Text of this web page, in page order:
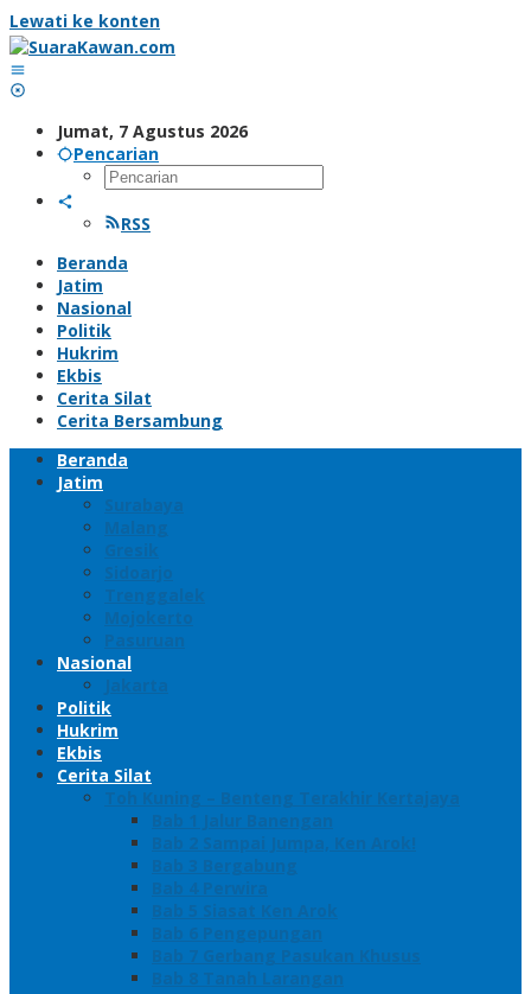
Lewati ke konten
Jumat, 7 Agustus 2026
Pencarian
RSS
Beranda
Jatim
Nasional
Politik
Hukrim
Ekbis
Cerita Silat
Cerita Bersambung
Beranda
Jatim
Surabaya
Malang
Gresik
Sidoarjo
Trenggalek
Mojokerto
Pasuruan
Nasional
Jakarta
Politik
Hukrim
Ekbis
Cerita Silat
Toh Kuning – Benteng Terakhir Kertajaya
Bab 1 Jalur Banengan
Bab 2 Sampai Jumpa, Ken Arok!
Bab 3 Bergabung
Bab 4 Perwira
Bab 5 Siasat Ken Arok
Bab 6 Pengepungan
Bab 7 Gerbang Pasukan Khusus
Bab 8 Tanah Larangan